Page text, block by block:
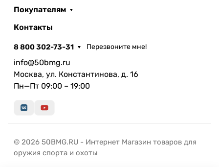
Покупателям
Контакты
8 800 302-73-31 Перезвоните мне!
info@50bmg.ru
Москва, ул. Константинова, д. 16
Пн—Пт 09:00 – 19:00
© 2026 50BMG.RU - Интернет Магазин товаров для
оружия спорта и охоты